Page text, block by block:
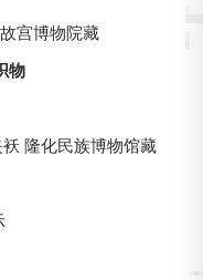
宫博物院藏
物
隆化民族博物馆藏